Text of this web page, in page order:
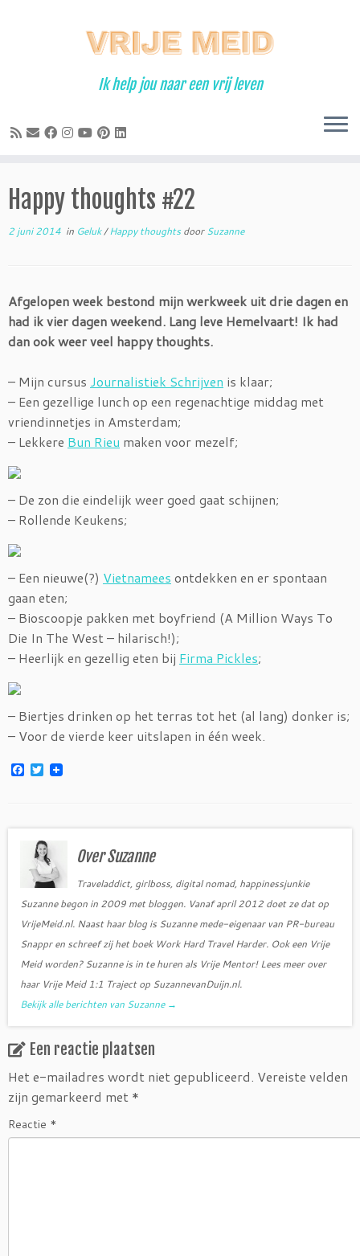
Ik help jou naar een vrij leven
Happy thoughts #22
2 juni 2014 in Geluk/Happy thoughtsdoorSuzanne
Afgelopen week bestond mijn werkweek uit drie dagen en
had ik vier dagen weekend. Lang leve Hemelvaart! Ik had
dan ook weer veel happy thoughts.
– Mijn cursus Journalistiek Schrijven is klaar;
– Een gezellige lunch op een regenachtige middag met
vriendinnetjes in Amsterdam;
– Lekkere Bun Rieu maken voor mezelf;
– De zon die eindelijk weer goed gaat schijnen;
– Rollende Keukens;
– Een nieuwe(?) Vietnamees ontdekken en er spontaan
gaan eten;
– Bioscoopje pakken met boyfriend (A Million Ways To
Die In The West – hilarisch!);
– Heerlijk en gezellig eten bij Firma Pickles;
– Biertjes drinken op het terras tot het (al lang) donker is;
– Voor de vierde keer uitslapen in één week.
F
o
T
w
e
r
Over Suzanne
Traveladdict, girlboss, digital nomad, happinessjunkie
Suzanne begon in 2009 met bloggen. Vanaf april 2012 doet ze dat op
VrijeMeid.nl. Naast haar blog is Suzanne mede-eigenaar van PR-bureau
Snappr en schreef zij het boek Work Hard Travel Harder. Ook een Vrije
Meid worden? Suzanne is in te huren als Vrije Mentor! Lees meer over
haar Vrije Meid 1:1 Traject op SuzannevanDuijn.nl.
Bekijk alle berichten van Suzanne →
Een reactie plaatsen
Het e-mailadres wordt niet gepubliceerd. Vereiste velden
zijn gemarkeerd met *
Reactie *